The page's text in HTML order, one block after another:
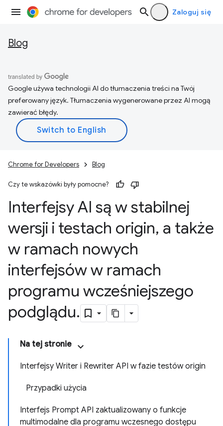
Zaloguj się
Blog
Google używa technologii AI do tłumaczenia treści na Twój
preferowany język. Tłumaczenia wygenerowane przez AI mogą
zawierać błędy.
Chrome for Developers Blog
Czy te wskazówki były pomocne?
Interfejsy AI są w stabilnej
wersji i testach origin, a także
w ramach nowych
interfejsów w ramach
programu wcześniejszego
podglądu.
Na tej stronie
Interfejsy Writer i Rewriter API w fazie testów origin
Przypadki użycia
Interfejs Prompt API zaktualizowany o funkcje
multimodalne dla programu wczesnego dostępu